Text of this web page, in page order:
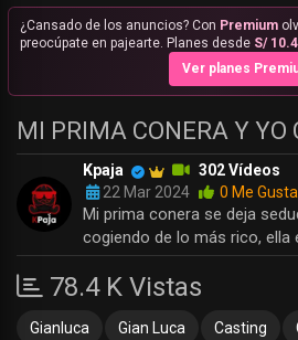
¿Cansado de los anuncios? Con Premium
preocúpate en pajearte. Planes desde S/
Ver planes
MI PRIMA CONERA Y YO
Kpaja
302 Vídeos
22 Mar 2024
0 Me Gusta
Mi prima conera se deja
cogiendo de lo más rico, ella
78.4 K Vistas
Gianluca Gian Luca Casting